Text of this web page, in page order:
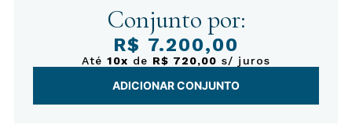
Conjunto por:
R$ 7.200,00
Até10x de R$ 720,00 s/ juros
ADICIONAR CONJUNTO